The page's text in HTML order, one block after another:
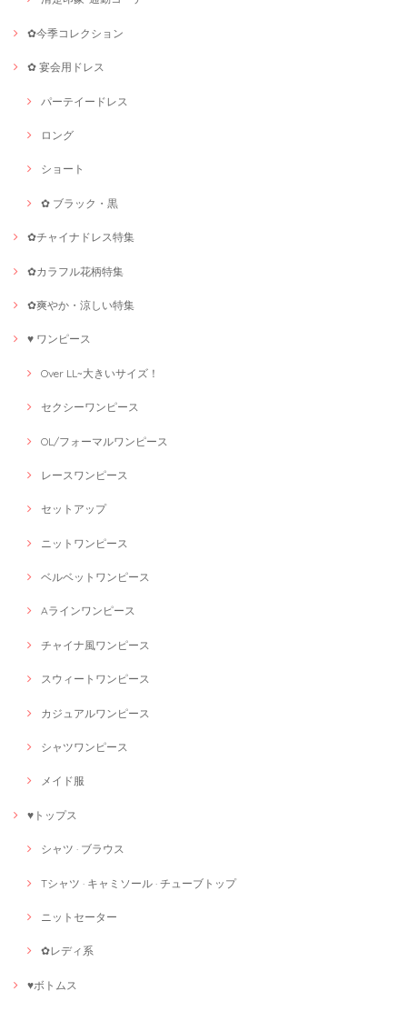
✿今季コレクション
✿ 宴会用ドレス
パーテイードレス
ロング
ショート
✿ ブラック・黒
✿チャイナドレス特集
✿カラフル花柄特集
✿爽やか・涼しい特集
♥ ワンピース
Over LL~大きいサイズ！
セクシーワンピース
OL/フォーマルワンピース
レースワンピース
セットアップ
ニットワンピース
ベルベットワンピース
Aラインワンピース
チャイナ風ワンピース
スウィートワンピース
カジュアルワンピース
シャツワンピース
メイド服
♥トップス
シャツ · ブラウス
Tシャツ · キャミソール · チューブトップ
ニットセーター
✿レディ系
♥ボトムス